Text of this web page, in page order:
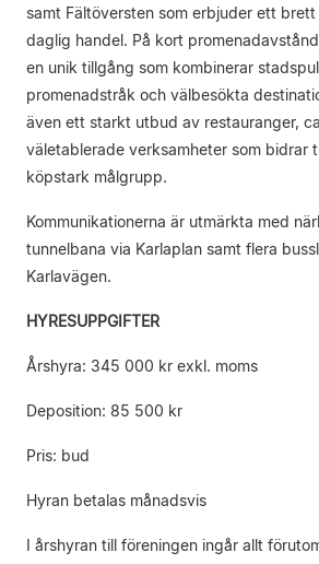
samt Fältöversten som erbjuder ett
daglig handel. På kort
en unik tillgång som kombinerar
promenadstråk och välbesökta
även ett starkt utbud av restauranger,
väletablerade verksamheter som bidrar
köpstark målgrupp.
Kommunikationerna är utmärkta med
tunnelbana via Karlaplan samt flera
Karlavägen.
HYRESUPPGIFTER
Årshyra: 345 000 kr exkl. moms
Deposition: 85 500 kr
Pris: bud
Hyran betalas månadsvis
I årshyran till föreningen ingår allt